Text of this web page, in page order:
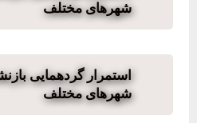
شهرهای مختلف
استمرار گردهمایی
شهرهای مختلف